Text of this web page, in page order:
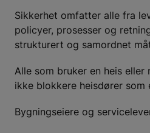
Sikkerhet omfatter alle fra
policyer, prosesser og
strukturert og samordnet
Alle som bruker en heis
ikke blokkere heisdører som
Bygningseiere og